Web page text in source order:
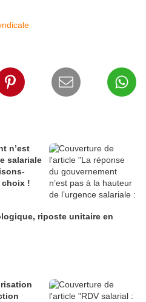
n’est
salariale
choix !
riposte unitaire en